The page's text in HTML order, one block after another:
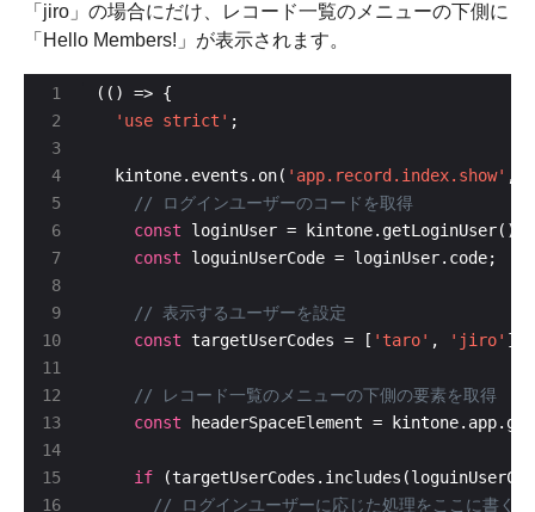
「jiro」の場合にだけ、レコード一覧のメニューの下側に
「Hello Members!」が表示されます。
1
3
4
5
6
7
8
9
10
11
13
14
15
16
'use strict'
  kintone.events.on(
'app.record.index.show'
const
const
const targetUserCodes = [ 'taro' , 'jiro'
const
if